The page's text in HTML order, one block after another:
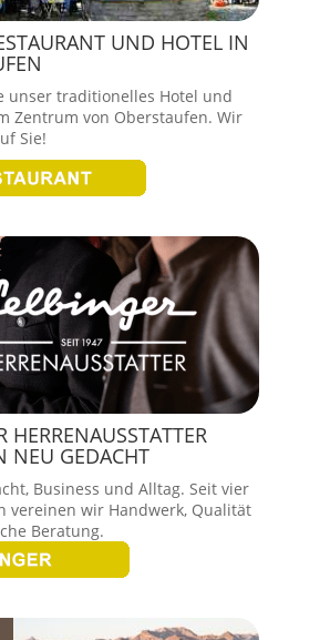
UND HOTEL IN
unser traditionelles Hotel und
Zentrum von Oberstaufen. Wir
Sie!
HERRENAUSSTATTER
NEU GEDACHT
Business und Alltag. Seit vier
vereinen wir Handwerk, Qualität
Beratung.